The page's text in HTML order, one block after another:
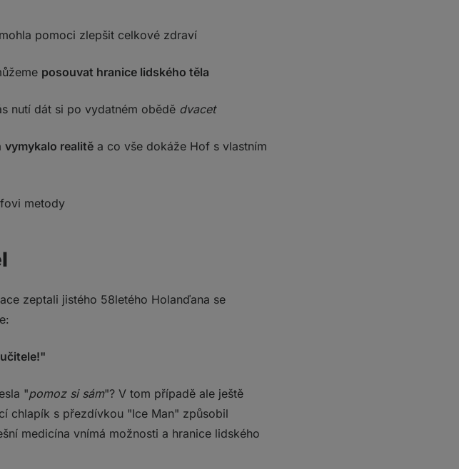
pomoci zlepšit celkové zdraví
posouvat hranice lidského těla
nutí dát si po vydatném obědě dvacet
vymykalo realitě a co vše dokáže Hof s vlastním
metody
zeptali jistého 58letého Holanďana se
"pomoz si sám"? V tom případě ale ještě
chlapík s přezdívkou "Ice Man" způsobil
medicína vnímá možnosti a hranice lidského